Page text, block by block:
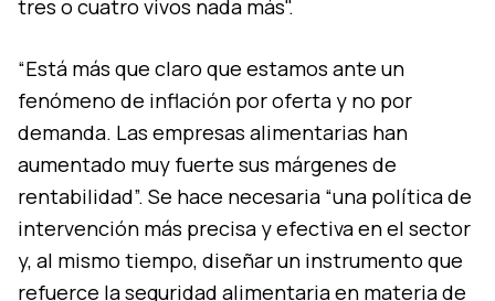
tres o cuatro vivos nada más".
“Está más que claro que estamos ante un
fenómeno de inflación por oferta y no por
demanda. Las empresas alimentarias han
aumentado muy fuerte sus márgenes de
rentabilidad”. Se hace necesaria “una política de
intervención más precisa y efectiva en el sector
y, al mismo tiempo, diseñar un instrumento que
refuerce la seguridad alimentaria en materia de